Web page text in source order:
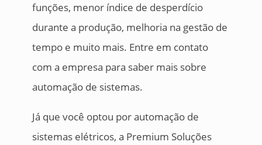
funções, menor índice de desperdício
durante a produção, melhoria na gestão de
tempo e muito mais. Entre em contato
com a empresa para saber mais sobre
automação de sistemas.
Já que você optou por automação de
sistemas elétricos, a Premium Soluções